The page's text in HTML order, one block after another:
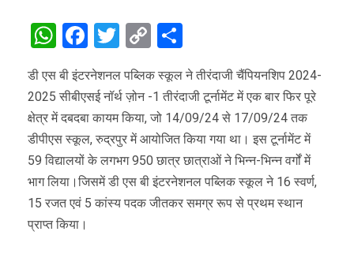
WhatsApp
Facebook
Twitter
Copy
Link
डी एस बी इंटरनेशनल पब्लिक स्कूल ने तीरंदाजी चैंपियनशिप 2024-
2025 सीबीएसई नॉर्थ ज़ोन -1 तीरंदाजी टूर्नामेंट में एक बार फिर पूरे
क्षेत्र में दबदबा कायम किया, जो 14/09/24 से 17/09/24 तक
डीपीएस स्कूल, रुद्रपुर में आयोजित किया गया था। इस टूर्नामेंट में
59 विद्यालयों के लगभग 950 छात्र छात्राओं ने भिन्न-भिन्न वर्गों में
भाग लिया।जिसमें डी एस बी इंटरनेशनल पब्लिक स्कूल ने 16 स्वर्ण,
15 रजत एवं 5 कांस्य पदक जीतकर समग्र रूप से प्रथम स्थान
प्राप्त किया।